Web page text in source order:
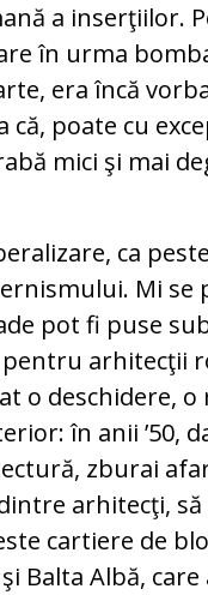
a inserţiilor.
în urma
era încă
poate cu
mici şi mai
ca
Mi se
pot fi puse
arhitecţii
o deschidere, o
în anii ’50,
zburai
arhitecţi,
cartiere de
Balta Albă,